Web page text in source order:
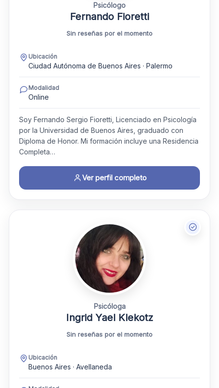
Psicólogo
Fernando Fioretti
Sin reseñas por el momento
Ubicación
Ciudad Autónoma de Buenos Aires · Palermo
Modalidad
Online
Soy Fernando Sergio Fioretti, Licenciado en Psicología
por la Universidad de Buenos Aires, graduado con
Diploma de Honor. Mi formación incluye una Residencia
Completa…
Ver perfil completo
Psicóloga
Ingrid Yael Klekotz
Sin reseñas por el momento
Ubicación
Buenos Aires · Avellaneda